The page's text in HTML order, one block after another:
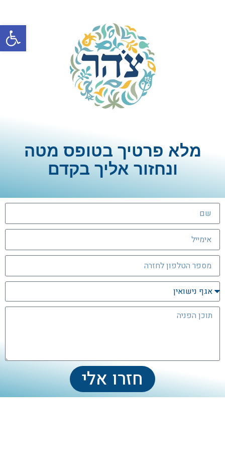
פתח
מלא פרטיך בטופס מטה
ונחזור אליך בקדם
חזרו אלי